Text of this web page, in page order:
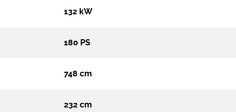
132 kW
180 PS
748 cm
232 cm